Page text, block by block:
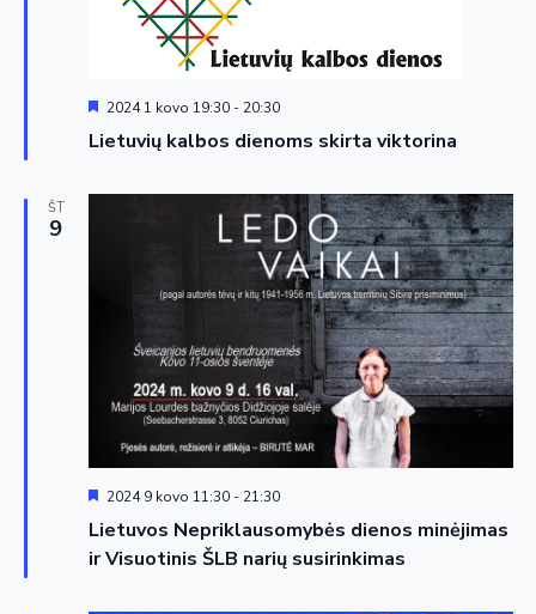
Lietuvių kalbos dienoms skirta viktorina
Siūloma
2024 1 kovo 19:30- 20:30
ŠT
9
Lietuvos Nepriklausomybės dienos minėjimas
ir Visuotinis ŠLB narių susirinkimas
Siūloma
2024 9 kovo 11:30- 21:30